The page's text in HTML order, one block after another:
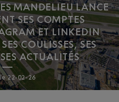
MANDELIEU LANCE
SES COMPTES
ET LINKEDIN
COULISSES, SES
ACTUALITÉS
le 22-02-26